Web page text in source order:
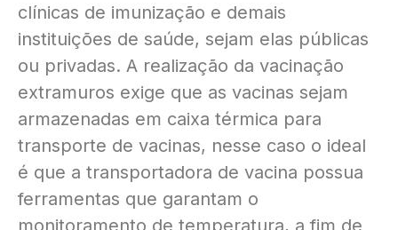
clínicas de imunização e demais
instituições de saúde, sejam elas públicas
ou privadas. A realização da vacinação
extramuros exige que as vacinas sejam
armazenadas em caixa térmica para
transporte de vacinas, nesse caso o ideal
é que a transportadora de vacina possua
ferramentas que garantam o
monitoramento de temperatura, a fim de